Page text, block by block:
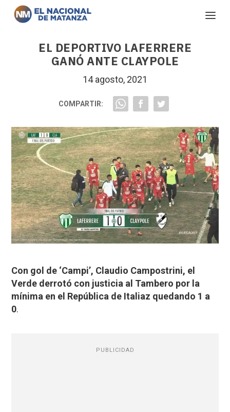
EL DEPORTIVO LAFERRERE
GANÓ ANTE CLAYPOLE
14 agosto, 2021
COMPARTIR:
Con gol de ‘Campi’, Claudio Campostrini, el
Verde derrotó con justicia al Tambero por la
mínima en el República de Italiaz quedando 1 a
0.
PUBLICIDAD